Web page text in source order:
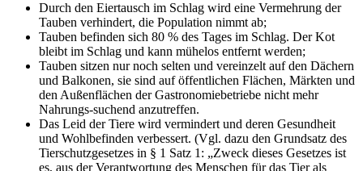
Durch den Eiertausch im Schlag wird eine Vermehrung der
Tauben verhindert, die Population nimmt ab;
Tauben befinden sich 80 % des Tages im Schlag. Der Kot
bleibt im Schlag und kann mühelos entfernt werden;
Tauben sitzen nur noch selten und vereinzelt auf den Dächern
und Balkonen, sie sind auf öffentlichen Flächen, Märkten und
den Außenflächen der Gastronomiebetriebe nicht mehr
Nahrungs-suchend anzutreffen.
Das Leid der Tiere wird vermindert und deren Gesundheit
und Wohlbefinden verbessert. (Vgl. dazu den Grundsatz des
Tierschutzgesetzes in § 1 Satz 1: „Zweck dieses Gesetzes ist
es, aus der Verantwortung des Menschen für das Tier als